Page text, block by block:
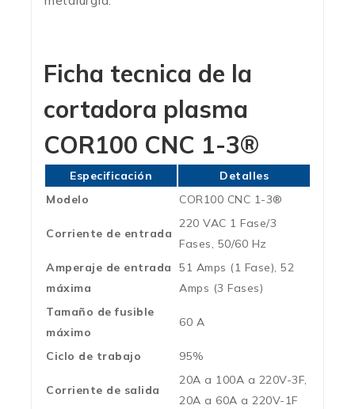
Ficha tecnica de la
cortadora plasma
COR100 CNC 1-3®
Especificación
Detalles
Modelo
COR100 CNC 1-3®
Corriente de entrada
220 VAC 1 Fase/3
Fases, 50/60 Hz
Amperaje de entrada
máxima
51 Amps (1 Fase), 52
Amps (3 Fases)
Tamaño de fusible
máximo
60 A
Ciclo de trabajo 95%
Corriente de salida
20A a 100A a 220V-3F,
20A a 60A a 220V-1F